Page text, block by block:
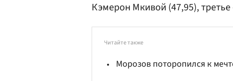
Кэмерон Мкивой (47,95),
Читайте также
Морозов поторопился к